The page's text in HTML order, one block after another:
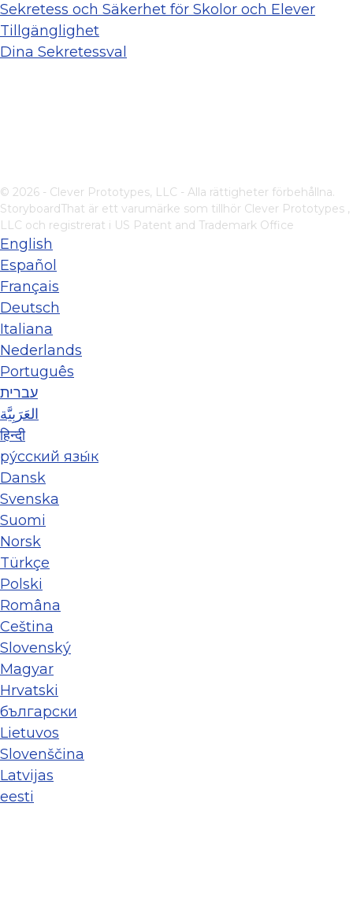
Sekretess och Säkerhet för Skolor och Elever
Tillgänglighet
Dina Sekretessval
© 2026 - Clever Prototypes, LLC - Alla rättigheter förbehållna.
StoryboardThat är ett varumärke som tillhör Clever Prototypes ,
LLC och registrerat i US Patent and Trademark Office
English
Español
Français
Deutsch
Italiana
Nederlands
Português
עברית
العَرَبِيَّة
हिन्दी
ру́сский язы́к
Dansk
Svenska
Suomi
Norsk
Türkçe
Polski
Româna
Ceština
Slovenský
Magyar
Hrvatski
български
Lietuvos
Slovenščina
Latvijas
eesti